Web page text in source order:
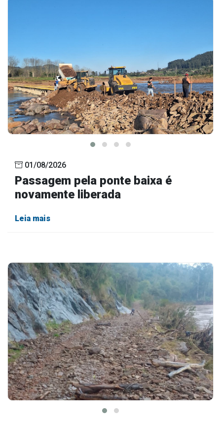
Instruções Normativas
Licitações
Dispensas e Inexigibilidades
Chamamentos Públicos
Leis, Decretos e Portarias
Transparência
Portal da Transparência
Cespro
Outros
Downloads
Notícias
Contato
Página Inicial
01/08/2026
Passagem pela ponte baixa é
novamente liberada
Leia mais